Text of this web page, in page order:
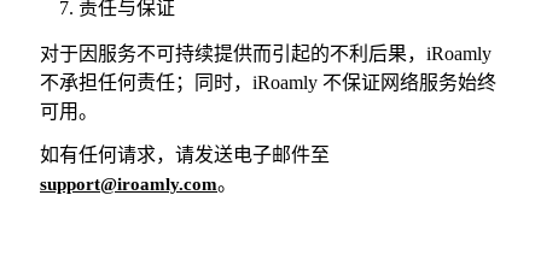
责任与保证
对于因服务不可持续提供而引起的不利后果，iRoamly
不承担任何责任；同时，iRoamly 不保证网络服务始终
可用。
如有任何请求，请发送电子邮件至
support@iroamly.com。